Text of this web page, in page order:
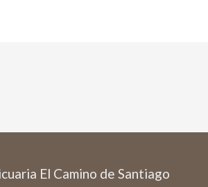
El Camino de Santiago